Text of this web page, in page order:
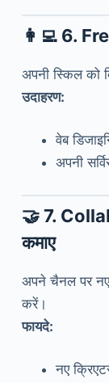
👩‍💻 6.
अपनी स्किल को
उदाहरण:
वेब
अपनी
🤝7.
कमाए
अपने चैनल पर नए
करें।
फायदे:
नए